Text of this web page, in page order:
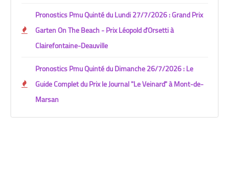
Pronostics Pmu Quinté du Lundi 27/7/2026 : Grand Prix
Garten On The Beach - Prix Léopold d'Orsetti à
Clairefontaine-Deauville
Pronostics Pmu Quinté du Dimanche 26/7/2026 : Le
Guide Complet du Prix le Journal "Le Veinard" à Mont-de-
Marsan